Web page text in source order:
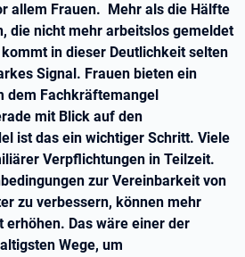
allem Frauen. Mehr als die Hälfte
die nicht mehr arbeitslos gemeldet
in dieser Deutlichkeit selten
Signal. Frauen bieten ein
dem Fachkräftemangel
mit Blick auf den
ist das ein wichtiger Schritt. Viele
Verpflichtungen in Teilzeit.
zur Vereinbarkeit von
zu verbessern, können mehr
erhöhen. Das wäre einer der
Wege, um